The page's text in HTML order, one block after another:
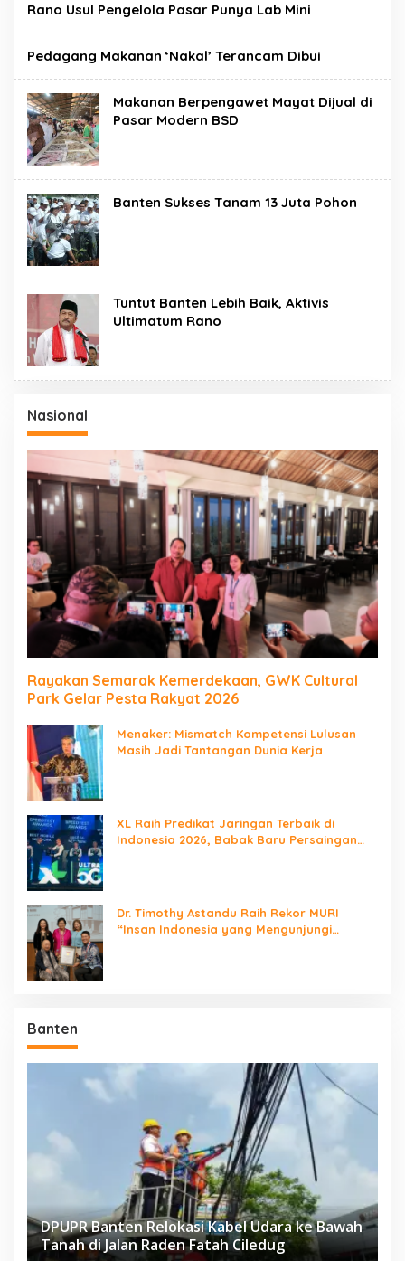
Rano Usul Pengelola Pasar Punya Lab Mini
Pedagang Makanan ‘Nakal’ Terancam Dibui
Makanan Berpengawet Mayat Dijual di
Pasar Modern BSD
Banten Sukses Tanam 13 Juta Pohon
Tuntut Banten Lebih Baik, Aktivis
Ultimatum Rano
Nasional
Rayakan Semarak Kemerdekaan, GWK Cultural
Park Gelar Pesta Rakyat 2026
Menaker: Mismatch Kompetensi Lulusan
Masih Jadi Tantangan Dunia Kerja
XL Raih Predikat Jaringan Terbaik di
Indonesia 2026, Babak Baru Persaingan
Dr. Timothy Astandu Raih Rekor MURI
“Insan Indonesia yang Mengunjungi
Banten
DPUPR Banten Relokasi Kabel Udara ke Bawah
Tanah di Jalan Raden Fatah Ciledug